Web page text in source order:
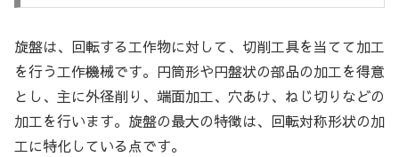
旋盤は、回転する工作物に対して、切削工具を当てて加工
を行う工作機械です。円筒形や円盤状の部品の加工を得意
とし、主に外径削り、端面加工、穴あけ、ねじ切りなどの
加工を行います。旋盤の最大の特徴は、回転対称形状の加
工に特化している点です。